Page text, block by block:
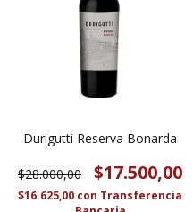
Durigutti Reserva Bonarda
$28.000,00 $17.500,00
$16.625,00 con Transferencia